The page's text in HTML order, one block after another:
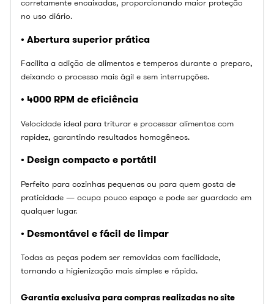
corretamente encaixadas, proporcionando maior proteção
no uso diário.
• Abertura superior prática
Facilita a adição de alimentos e temperos durante o preparo,
deixando o processo mais ágil e sem interrupções.
• 4000 RPM de eficiência
Velocidade ideal para triturar e processar alimentos com
rapidez, garantindo resultados homogêneos.
• Design compacto e portátil
Perfeito para cozinhas pequenas ou para quem gosta de
praticidade — ocupa pouco espaço e pode ser guardado em
qualquer lugar.
• Desmontável e fácil de limpar
Todas as peças podem ser removidas com facilidade,
tornando a higienização mais simples e rápida.
Garantia exclusiva para compras realizadas no site